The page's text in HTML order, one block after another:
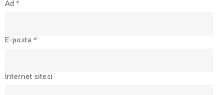
Ad *
E-posta *
İnternet sitesi